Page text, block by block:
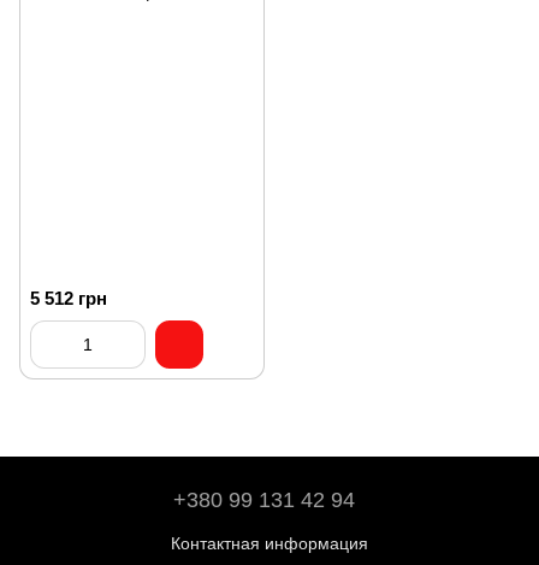
5 512 грн
+380 99 131 42 94
Контактная информация